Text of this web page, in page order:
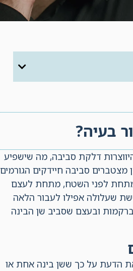
בעיה?
דלקת סביבה, מה שישפיע
מצטברים סביבה חיידקים הגורמים
מתחת לפני השטח, מתחת לעצם
שעלולה אפילו לעבור הלאה
ובעצם שסביב שן הבינה
הדעת על כך ששן בינה אחת או